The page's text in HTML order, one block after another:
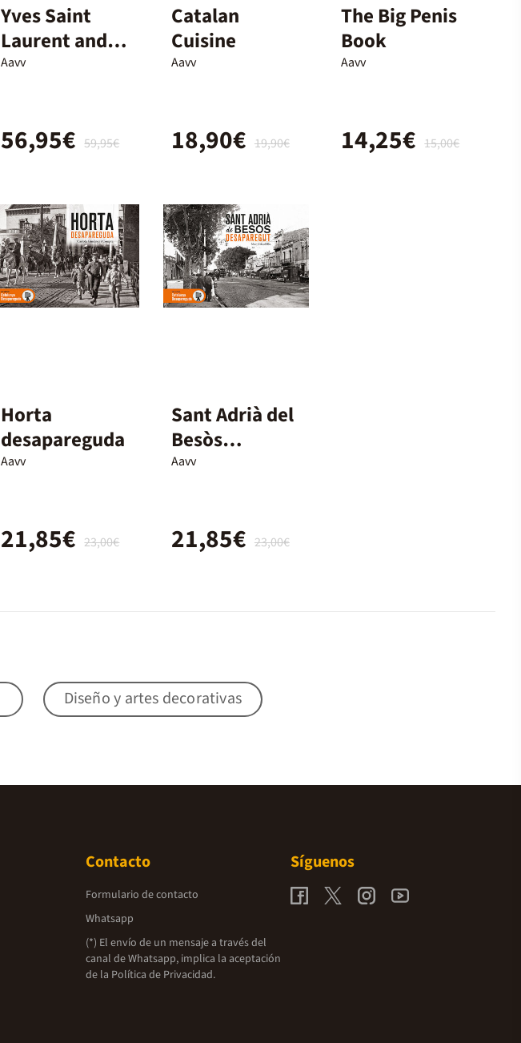
Yves Saint
Laurent and
photography
Aavv
59,95€
56,95€
Catalan
Cuisine
Aavv
19,90€
18,90€
The Big Penis
Book
Aavv
15,00€
14,25€
Horta
desapareguda
Aavv
23,00€
21,85€
Sant Adrià del
Besòs
desaparegut
Aavv
23,00€
21,85€
Diseño y artes decorativas
Contacto
Formulario de contacto
Whatsapp
(*) El envío de un mensaje a través del
canal de Whatsapp, implica la aceptación
de la Política de Privacidad.
Síguenos